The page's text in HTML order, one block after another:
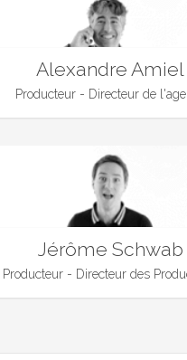
Alexandre Amiel
Producteur - Directeur de
Jérôme Schwab
Producteur - Directeur des